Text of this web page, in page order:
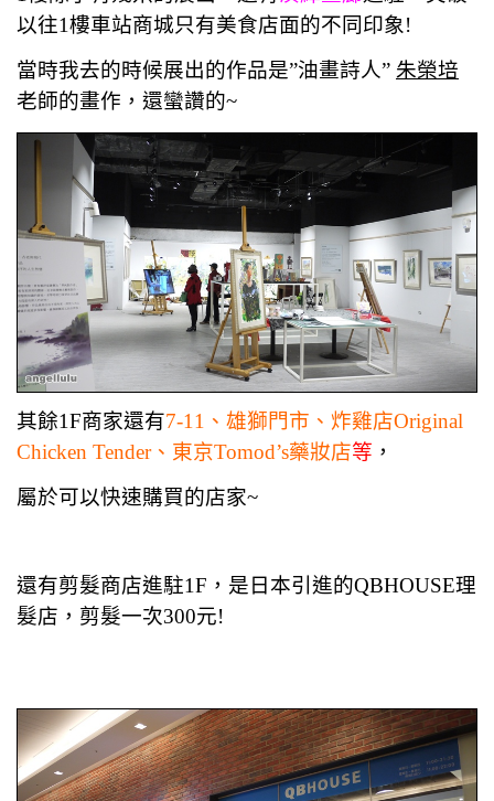
以往1樓車站商城只有美食店面的不同印象!
當時我去的時候展出的作品是”油畫詩人” 朱榮培
老師的畫作，還蠻讚的~
其餘1F商家還有7-11、雄獅門市、炸雞店Original
Chicken Tender、東京Tomod’s藥妝店等 ，
屬於可以快速購買的店家~
還有剪髮商店進駐1F，是日本引進的QBHOUSE理
髮店，剪髮一次300元!